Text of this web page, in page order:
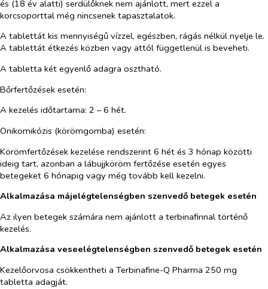
és (18 év alatti) serdülőknek nem ajánlott, mert ezzel a
korcsoporttal még nincsenek tapasztalatok.
A tablettát kis mennyiségű vízzel, egészben, rágás nélkül nyelje le.
A tablettát étkezés közben vagy attól függetlenül is beveheti.
A tabletta két egyenlő adagra osztható.
Bőrfertőzések esetén:
A kezelés időtartama: 2 – 6 hét.
Onikomikózis (körömgomba) esetén:
Körömfertőzések kezelése rendszerint 6 hét és 3 hónap közötti
ideig tart, azonban a lábujjköröm fertőzése esetén egyes
betegeket 6 hónapig vagy még tovább kell kezelni.
Alkalmazása májelégtelenségben szenvedő betegek esetén
Az ilyen betegek számára nem ajánlott a terbinafinnal történő
kezelés.
Alkalmazása veseelégtelenségben szenvedő betegek esetén
Kezelőorvosa csökkentheti a Terbinafine-Q Pharma 250 mg
tabletta adagját.